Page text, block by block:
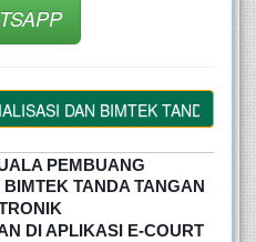
DAN BIMTEK TANDA TANGAN
PEMBUANG
TANDA TANGAN
DI APLIKASI E-COURT